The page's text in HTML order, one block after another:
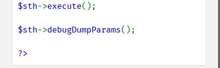
$sth->execute();
$sth->debugDumpParams();
?>